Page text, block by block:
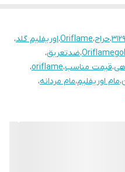
،حراج،Oriflame،اوریفلیم گلد،
،ضدتعریق،
،قیمت مناسب،oriflame،
،مام اوریفلیم،مام مردانه،